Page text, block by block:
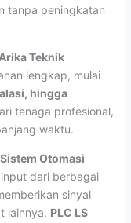
tanpa peningkatan
Teknik
lengkap, mulai
hingga
tenaga profesional,
waktu.
Otomasi
dari berbagai
sinyal
lainnya. PLC LS